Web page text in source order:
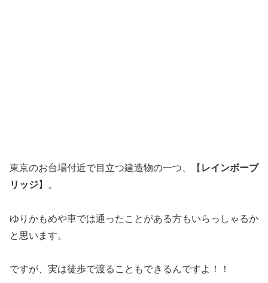
東京のお台場付近で目立つ建造物の一つ、【 レインボーブ
リッジ】。
ゆりかもめや車では通ったことがある方もいらっしゃるか
と思います。
ですが、実は徒歩で渡ることもできるんですよ！！